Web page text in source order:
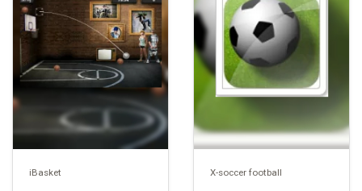
iBasket X-soccer football